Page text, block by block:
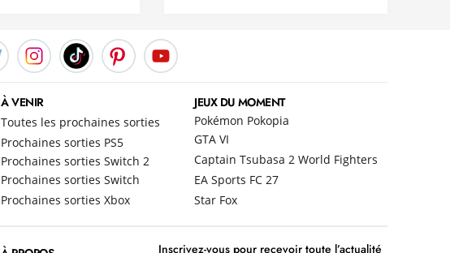
À VENIR
Toutes les prochaines sorties
Prochaines sorties PS5
Prochaines sorties Switch 2
Prochaines sorties Switch
Prochaines sorties Xbox
JEUX DU MOMENT
Pokémon Pokopia
GTA VI
Captain Tsubasa 2 World Fighters
EA Sports FC 27
Star Fox
Inscrivez-vous pour recevoir toute l’actualité